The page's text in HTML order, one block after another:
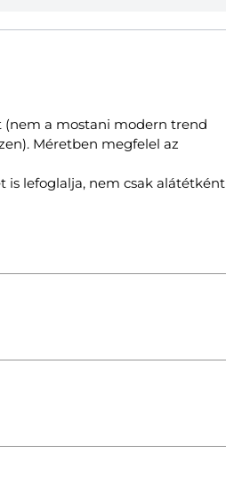
(nem a mostani modern trend
Méretben megfelel az
is lefoglalja, nem csak alátétként